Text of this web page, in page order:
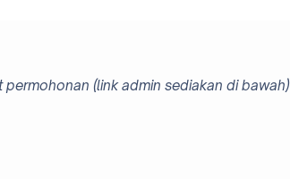
(link admin sediakan di bawah)